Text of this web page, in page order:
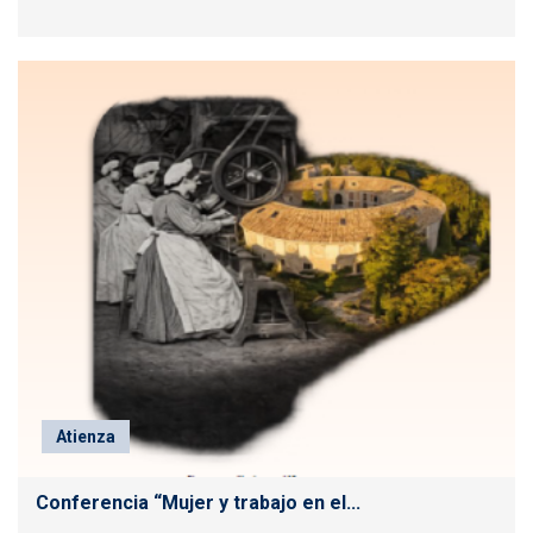
Atienza
Conferencia “Mujer y trabajo en el...